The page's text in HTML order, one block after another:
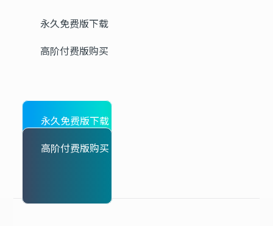
永久免费版下载
高阶付费版购买
永久免费版下载
高阶付费版购买